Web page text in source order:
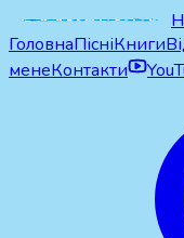
ГоловнаПісніКниги
менеКонтакти